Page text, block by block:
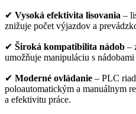
✔ Vysoká efektivita lisovania –
znižuje počet výjazdov a
✔ Široká kompatibilita nádob –
umožňuje manipuláciu s nádobami
✔ Moderné ovládanie – PLC
poloautomatickým a manuálnym
a efektivitu práce.